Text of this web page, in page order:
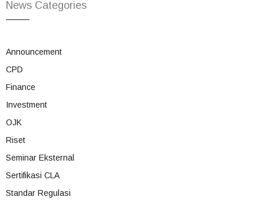
News Categories
Announcement
CPD
Finance
Investment
OJK
Riset
Seminar Eksternal
Sertifikasi CLA
Standar Regulasi